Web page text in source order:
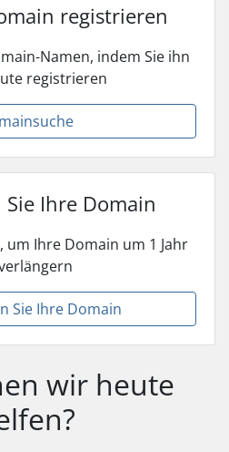
registrieren
Namen, indem Sie ihn
registrieren
Ihre Domain
um Ihre Domain um 1 Jahr
Sie Ihre Domain
wir heute